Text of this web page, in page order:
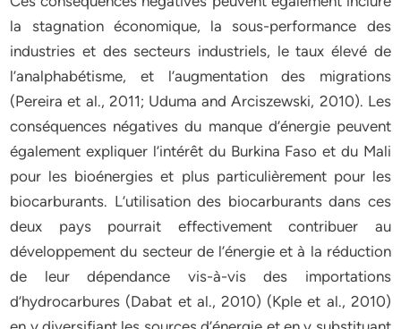
la stagnation économique, la sous-performance des
industries et des secteurs industriels, le taux élevé de
l’analphabétisme, et l’augmentation des migrations
(Pereira et al., 2011; Uduma and Arciszewski, 2010). Les
conséquences négatives du manque d’énergie peuvent
également expliquer l’intérêt du Burkina Faso et du Mali
pour les bioénergies et plus particulièrement pour les
biocarburants. L’utilisation des biocarburants dans ces
deux pays pourrait effectivement contribuer au
développement du secteur de l’énergie et à la réduction
de leur dépendance vis-à-vis des importations
d’hydrocarbures (Dabat et al., 2010) (Kple et al., 2010)